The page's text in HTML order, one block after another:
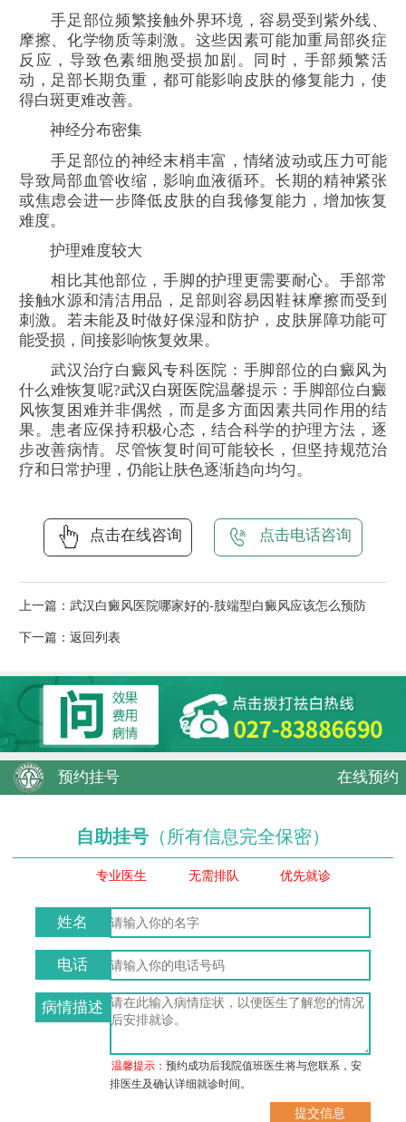
手足部位频繁接触外界环境，容易受到紫外线、
摩擦、化学物质等刺激。这些因素可能加重局部炎症
反应，导致色素细胞受损加剧。同时，手部频繁活
动，足部长期负重，都可能影响皮肤的修复能力，使
得白斑更难改善。
神经分布密集
手足部位的神经末梢丰富，情绪波动或压力可能
导致局部血管收缩，影响血液循环。长期的精神紧张
或焦虑会进一步降低皮肤的自我修复能力，增加恢复
难度。
护理难度较大
相比其他部位，手脚的护理更需要耐心。手部常
接触水源和清洁用品，足部则容易因鞋袜摩擦而受到
刺激。若未能及时做好保湿和防护，皮肤屏障功能可
能受损，间接影响恢复效果。
武汉治疗白癜风专科医院：手脚部位的白癜风为
什么难恢复呢?武汉白斑医院温馨提示：手脚部位白癜
风恢复困难并非偶然，而是多方面因素共同作用的结
果。患者应保持积极心态，结合科学的护理方法，逐
步改善病情。尽管恢复时间可能较长，但坚持规范治
疗和日常护理，仍能让肤色逐渐趋向均匀。
点击在线咨询 点击电话咨询
上一篇： 武汉白癜风医院哪家好的-肢端型白癜风应该怎么预防
下一篇： 返回列表
预约挂号 在线预约
自助挂号 （所有信息完全保密）
专业医生 无需排队 优先就诊
姓名
电话
病情描述
温馨提示：预约成功后我院值班医生将与您联系，安
排医生及确认详细就诊时间。